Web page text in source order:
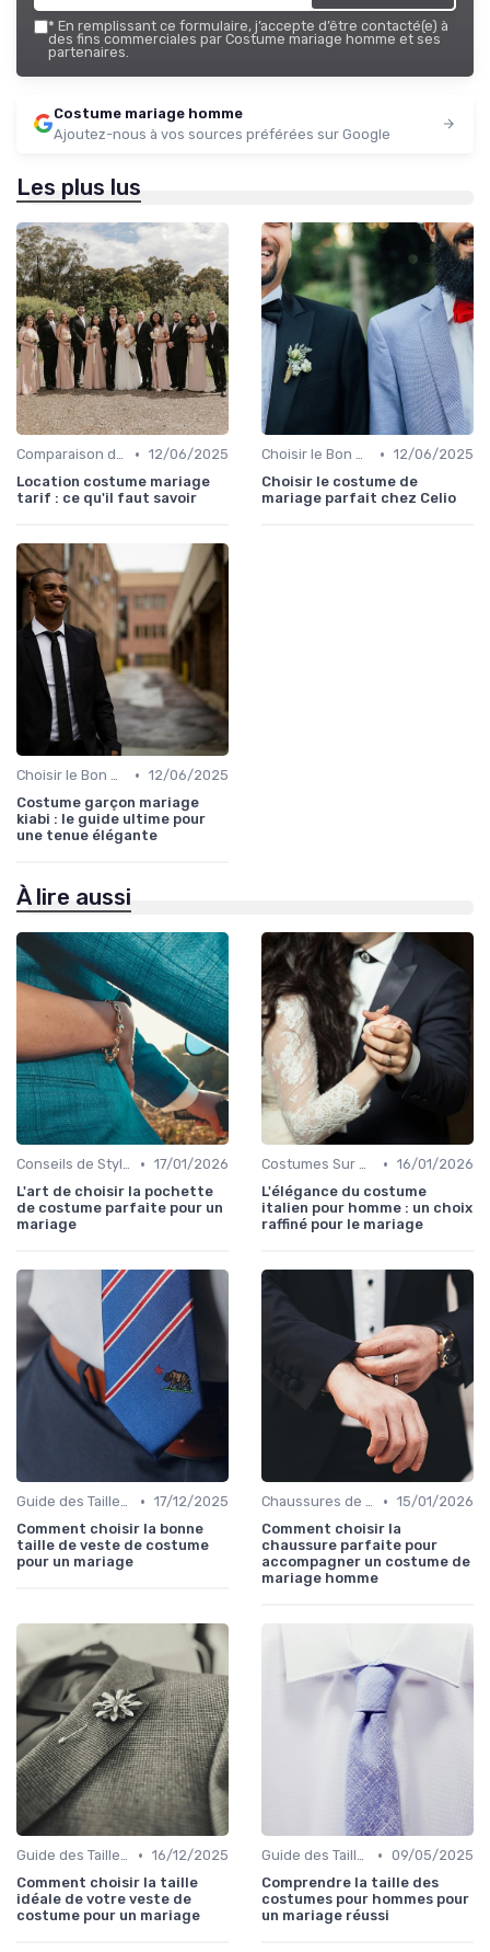
* En remplissant ce formulaire, j’accepte d’être contacté(e) à
des fins commerciales par Costume mariage homme et ses
partenaires.
Costume mariage homme
Ajoutez-nous à vos sources préférées sur Google
Les plus lus
Comparaison de Prix et de Marques • 12/06/2025
Location costume mariage
tarif : ce qu'il faut savoir
Choisir le Bon Costume • 12/06/2025
Choisir le costume de
mariage parfait chez Celio
Choisir le Bon Costume • 12/06/2025
Costume garçon mariage
kiabi : le guide ultime pour
une tenue élégante
À lire aussi
Conseils de Style et d'Accessoires • 17/01/2026
L'art de choisir la pochette
de costume parfaite pour un
mariage
Costumes Sur Mesure • 16/01/2026
L'élégance du costume
italien pour homme : un choix
raffiné pour le mariage
Guide des Tailles et Mesures • 17/12/2025
Comment choisir la bonne
taille de veste de costume
pour un mariage
Chaussures de Mariage • 15/01/2026
Comment choisir la
chaussure parfaite pour
accompagner un costume de
mariage homme
Guide des Tailles et Mesures • 16/12/2025
Comment choisir la taille
idéale de votre veste de
costume pour un mariage
Guide des Tailles et Mesures • 09/05/2025
Comprendre la taille des
costumes pour hommes pour
un mariage réussi